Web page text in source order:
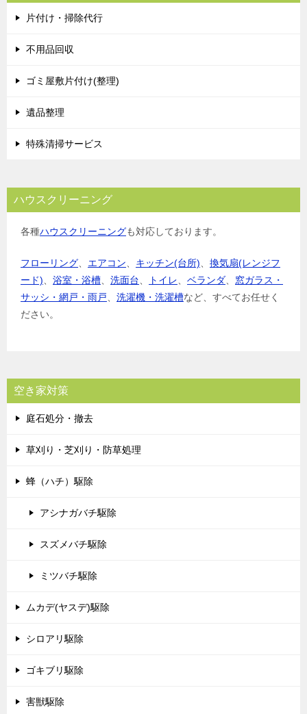
片付け・掃除代行
不用品回収
ゴミ屋敷片付け(整理)
遺品整理
特殊清掃サービス
ハウスクリーニング
各種ハウスクリーニングも対応しております。
フローリング エアコン キッチン(台所)
換気扇(レンジフ
ード)
浴室・浴槽 洗面台 トイレ ベランダ
窓ガラス・
サッシ・網戸・雨戸
洗濯機・洗濯槽など、すべてお任せく
ださい。
空き家対策
庭石処分・撤去
草刈り・芝刈り・防草処理
蜂（ハチ）駆除
アシナガバチ駆除
スズメバチ駆除
ミツバチ駆除
ムカデ(ヤスデ)駆除
シロアリ駆除
ゴキブリ駆除
害獣駆除